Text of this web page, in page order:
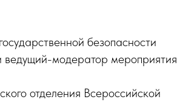
безопасности
модератор мероприятия
отделения Всероссийской